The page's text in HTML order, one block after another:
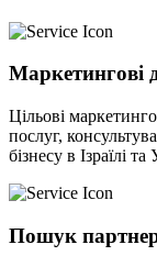
Маркетингові
Цільові
послуг,
бізнесу в Ізраїлі та
Пошук